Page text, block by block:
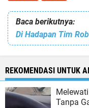
Baca berikutnya:
REKOMENDASI UNTUK
Tanpa